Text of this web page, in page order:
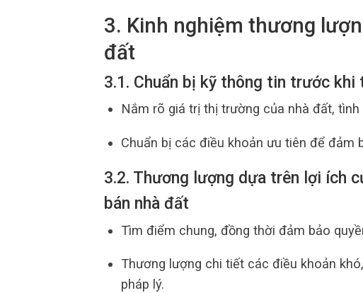
3. Kinh nghiệm thương
đất
3.1. Chuẩn bị kỹ thông tin trước khi
Nắm rõ giá trị thị trường của nhà đất,
Chuẩn bị các điều khoản ưu tiên để đảm
3.2. Thương lượng dựa trên lợi ích
bán nhà đất
Tìm điểm chung, đồng thời đảm bảo
Thương lượng chi tiết các điều khoản
pháp lý.